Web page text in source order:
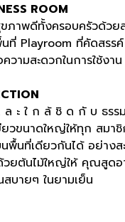
ROOM
ภาพดีทั้งครอบครัวด้วย
ที่ Playroom ที่คัดสรร
วามสะดวกในการใช้งาน
ะ ใ ก ล้ ชิ ด กั บ ธรร
วขนาดใหญ่ให้ทุก สมาชิ
พื้นที่เดียวกันได้ อย่างส
วยต้นไม้ใหญ่ให้ คุณสูดอ
สบายๆ ในยามเย็น